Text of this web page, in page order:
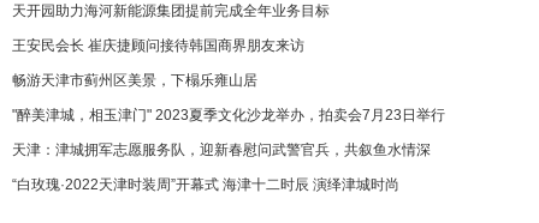
天开园助力海河新能源集团提前完成全年业务目标
王安民会长 崔庆捷顾问接待韩国商界朋友来访
畅游天津市蓟州区美景，下榻乐雍山居
"醉美津城，相玉津门" 2023夏季文化沙龙举办，拍卖会7月23日举行
天津：津城拥军志愿服务队，迎新春慰问武警官兵，共叙鱼水情深
“白玫瑰·2022天津时装周”开幕式 海津十二时辰 演绎津城时尚